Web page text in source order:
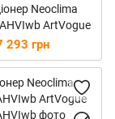
Neoclima
ArtVogue
293 грн